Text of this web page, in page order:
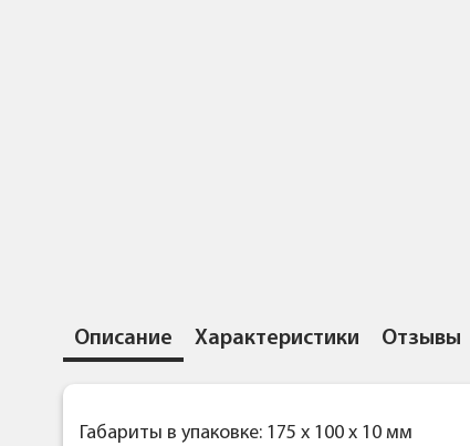
Описание Характеристики Отзывы
Габариты в упаковке: 175 x 100 x 10 мм